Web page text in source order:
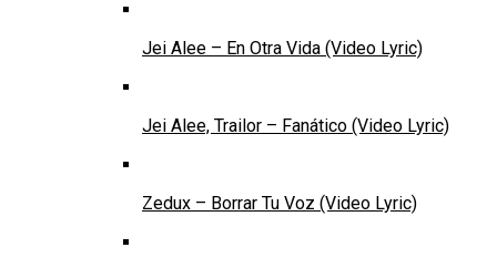
Jei Alee – En Otra Vida (Video Lyric)
Jei Alee, Trailor – Fanático (Video Lyric)
Zedux – Borrar Tu Voz (Video Lyric)